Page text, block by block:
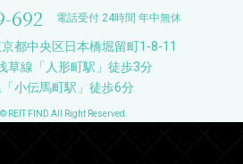
692 電話受付 24時間 年中無休
都中央区日本橋堀留町1-8-11
草線「人形町駅」徒歩3分
小伝馬町駅」徒歩6分
REIT FIND All Right Reserved.